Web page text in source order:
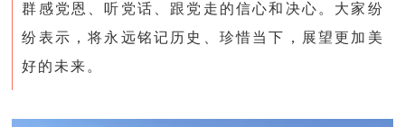
群感党恩、听党话、跟党走的信心和决心。大家纷
纷表示，将永远铭记历史、珍惜当下，展望更加美
好的未来。